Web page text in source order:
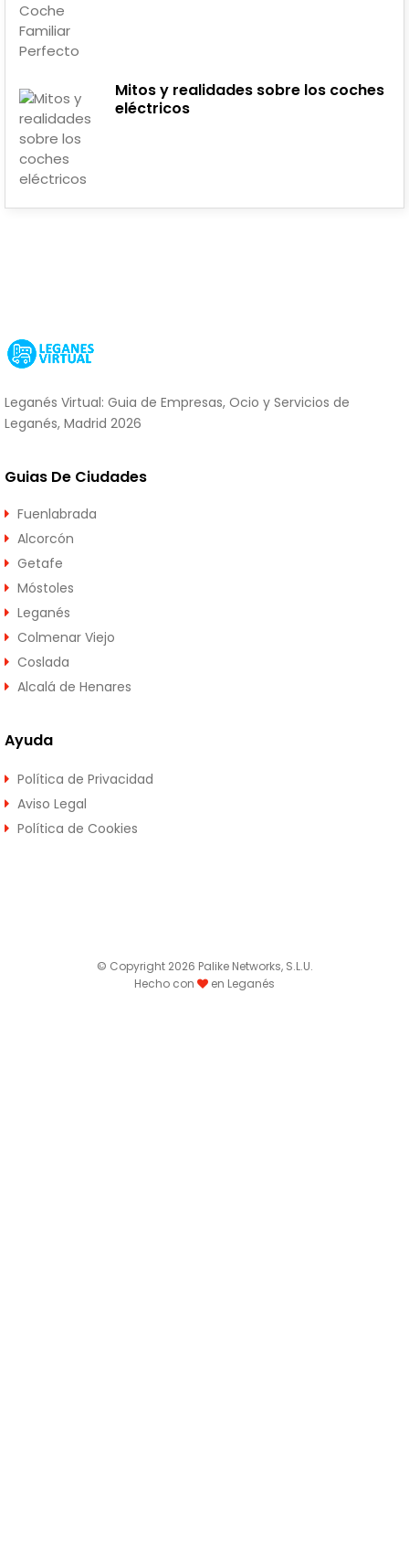
Mitos y realidades sobre los coches
eléctricos
Leganés Virtual: Guia de Empresas, Ocio y Servicios de
Leganés, Madrid 2026
Guias De Ciudades
Fuenlabrada
Alcorcón
Getafe
Móstoles
Leganés
Colmenar Viejo
Coslada
Alcalá de Henares
Ayuda
Política de Privacidad
Aviso Legal
Política de Cookies
© Copyright 2026 Palike Networks, S.L.U.
Hecho con
en Leganés